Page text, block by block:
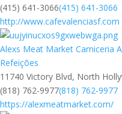
(415) 641-3066(415) 641-3066
http://www.cafevalenciasf.com
Alexs Meat Market Carniceria
Refeições
11740 Victory Blvd, North
(818) 762-9977(818) 762-9977
https://alexmeatmarket.com/